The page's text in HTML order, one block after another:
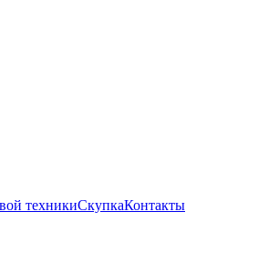
техникиСкупкаКонтакты